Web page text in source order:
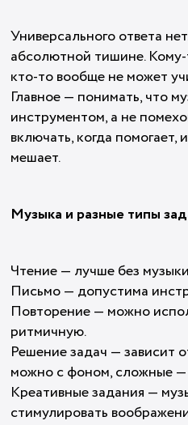
Универсального ответа
абсолютной тишине.
кто-то вообще не может
Главное — понимать, что
инструментом, а не
включать, когда помогает,
мешает.
Музыка и разные типы
Чтение — лучше без
Письмо — допустима
Повторение — можно
ритмичную.
Решение задач — зависит
можно с фоном, сложные
Креативные задания —
стимулировать